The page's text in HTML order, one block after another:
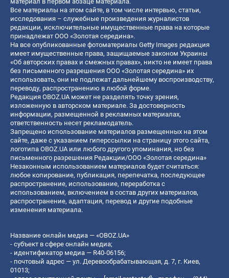
Все материалы на этом сайте, в том числе интервью, статьи,
исследования – служебные произведения журналистов
редакции, исключительные имущественные права на которые
принадлежат ООО «Золотая середина».
На все опубликованные фотоматериалы Getty Images редакция
имеет имущественные права, защищаемые законом Украины
«Об авторских правах и смежных правах», никто не имеет права
без письменного разрешения ООО «Золотая середина» их
использовать, они не подлежат дальнейшему воспроизводству,
переводу, распространению в любой форме.
Редакция OBOZ.UA может не разделять точку зрения,
изложенную в авторском материале. За достоверность
информации, размещенной в рекламных материалах,
ответственность несет рекламодатель.
Запрещено использование материалов размещенных на этом
сайте, даже с указанием гиперссылки на страницу этого сайта,
логотипа OBOZ.UA или любого другого упоминания, но без
письменного разрешения Редакции/ООО «Золотая середина»
Незаконным использованием материалов будет считаться:
любое копирование, публикация, перепечатка, последующее
распространение, использование, переработка с
использованием, включением в состав других материалов,
распространение, адаптация, перевод и другие подобные
изменения материала.
Название онлайн медиа — «OBOZ.UA»
- субъект в сфере онлайн медиа;
- идентификатор медиа — R40-06156;
- почтовый адрес — ул. Деревообрабатывающая, д. 7, г. Киев,
01013;